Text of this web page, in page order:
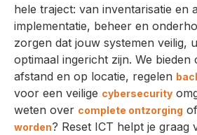
hele traject: van inventarisatie en
implementatie, beheer en
zorgen dat jouw systemen veilig,
optimaal ingericht zijn. We bieden
afstand en op locatie, regelen
voor een veilige cybersecurity
weten over complete ontzorging
worden? Reset ICT helpt je graag